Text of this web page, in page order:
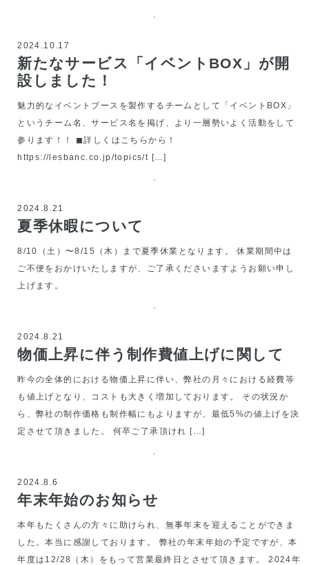
2024.10.17
新たなサービス「イベントBOX」が開
設しました！
魅力的なイベントブースを製作するチームとして「イベントBOX」
というチーム名、サービス名を掲げ、より一層勢いよく活動をして
参ります！！ ◼︎詳しくはこちらから！
https://lesbanc.co.jp/topics/t […]
2024.8.21
夏季休暇について
8/10（土）〜8/15（木）まで夏季休業となります。 休業期間中は
ご不便をおかけいたしますが、ご了承くださいますようお願い申し
上げます。
2024.8.21
物価上昇に伴う制作費値上げに関して
昨今の全体的における物価上昇に伴い、弊社の月々における経費等
も値上げとなり、コストも大きく増加しております。 その状況か
ら、弊社の制作価格も制作幅にもよりますが、最低5%の値上げを決
定させて頂きました。 何卒ご了承頂けれ […]
2024.8.6
年末年始のお知らせ
本年もたくさんの方々に助けられ、無事年末を迎えることができま
した。本当に感謝しております。 弊社の年末年始の予定ですが、本
年度は12/28（木）をもって営業最終日とさせて頂きます。 2024年